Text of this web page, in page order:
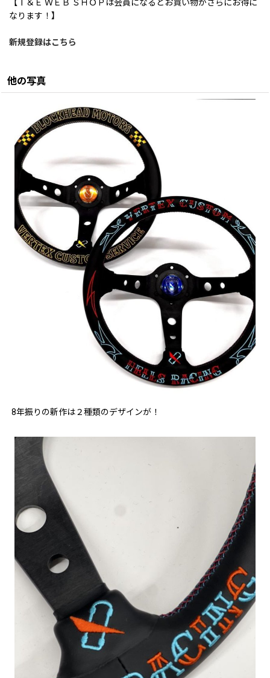
【Ｔ＆Ｅ ＷＥＢ ＳＨＯＰは会員になるとお買い物がさらにお得に
なります！】
新規登録はこちら
他の写真
8年振りの新作は２種類のデザインが！